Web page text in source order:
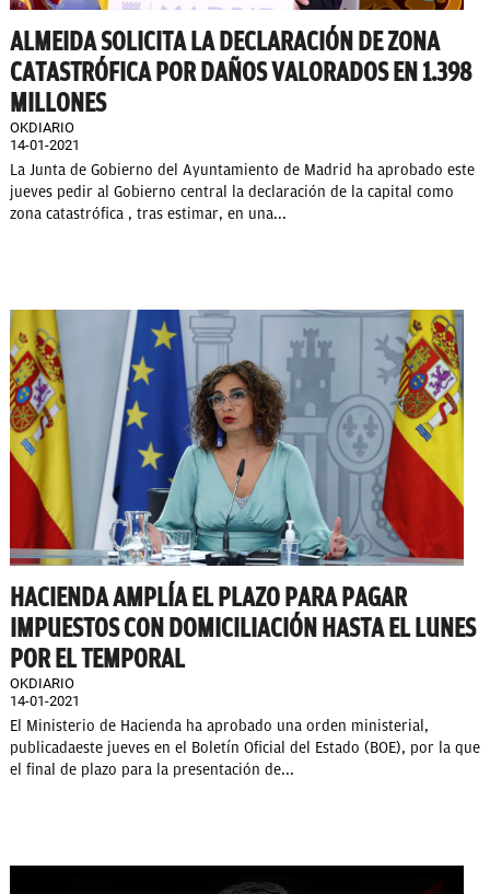
ALMEIDA SOLICITA LA DECLARACIÓN DE ZONA
CATASTRÓFICA POR DAÑOS VALORADOS EN 1.398
MILLONES
OKDIARIO
14-01-2021
La Junta de Gobierno del Ayuntamiento de Madrid ha aprobado este
jueves pedir al Gobierno central la declaración de la capital como
zona catastrófica , tras estimar, en una...
HACIENDA AMPLÍA EL PLAZO PARA PAGAR
IMPUESTOS CON DOMICILIACIÓN HASTA EL LUNES
POR EL TEMPORAL
OKDIARIO
14-01-2021
El Ministerio de Hacienda ha aprobado una orden ministerial,
publicadaeste jueves en el Boletín Oficial del Estado (BOE), por la que
el final de plazo para la presentación de...